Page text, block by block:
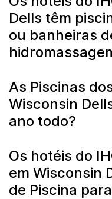
Dells têm
ou banheiras
As Piscinas
Wisconsin
ano todo?
Os hotéis do
em Wisconsin
de Piscina